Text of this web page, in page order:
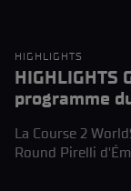
HIGHLIGHTS
HIGHLIGHTS
programme
La Course 2
Round Pirelli